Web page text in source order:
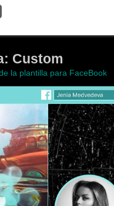
Custom
la plantilla para FaceBook